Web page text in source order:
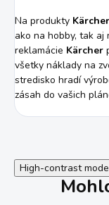
Na produkty Kärcher
ako na hobby, tak
reklamácie Kärcher
všetky náklady na
stredisko hradí
zásah do vašich
High-contrast mode